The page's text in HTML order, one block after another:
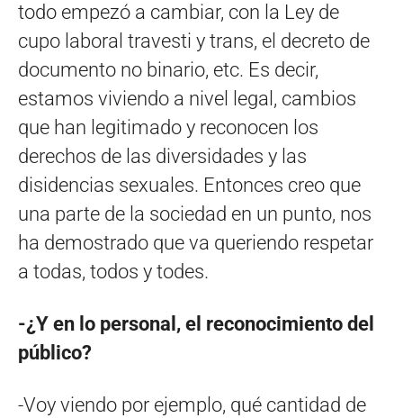
todo empezó a cambiar, con la Ley de
cupo laboral travesti y trans, el decreto de
documento no binario, etc. Es decir,
estamos viviendo a nivel legal, cambios
que han legitimado y reconocen los
derechos de las diversidades y las
disidencias sexuales. Entonces creo que
una parte de la sociedad en un punto, nos
ha demostrado que va queriendo respetar
a todas, todos y todes.
-¿Y en lo personal, el reconocimiento del
público?
-Voy viendo por ejemplo, qué cantidad de